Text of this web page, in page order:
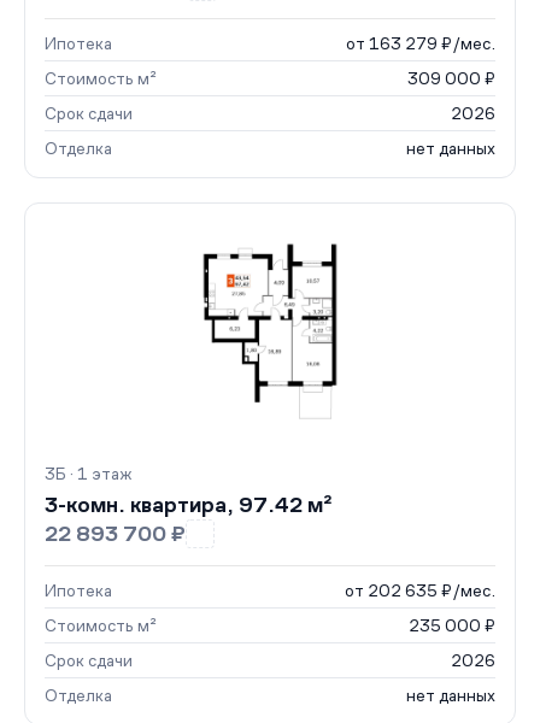
Ипотека
от 163 279 ₽/мес.
Стоимость м²
309 000 ₽
Срок сдачи
2026
Отделка
нет данных
3Б · 1 этаж
3-комн. квартира, 97.42 м²
22 893 700 ₽
Ипотека
от 202 635 ₽/мес.
Стоимость м²
235 000 ₽
Срок сдачи
2026
Отделка
нет данных